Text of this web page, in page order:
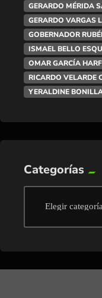
GERARDO MÉRIDA
GERARDO VARGAS
GOBERNADOR
ISMAEL BELLO
OMAR GARCÍA
RICARDO VELARDE
YERALDINE
Categorías